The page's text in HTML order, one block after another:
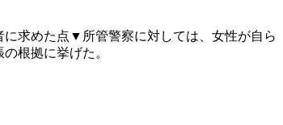
求めた点▼所管警察に対しては、女性が自ら
根拠に挙げた。